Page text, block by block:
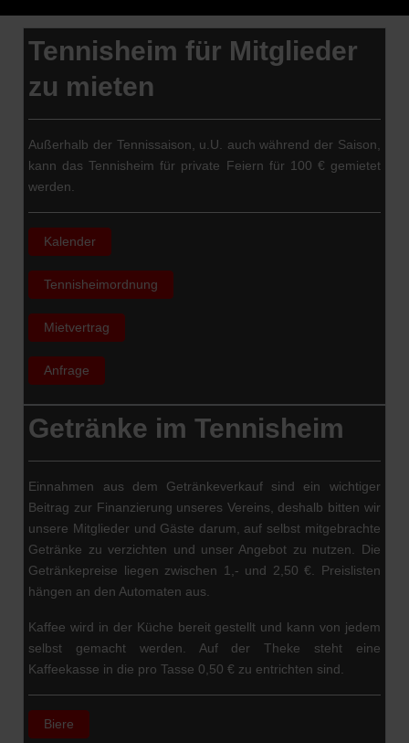
Tennisheim für Mitglieder
zu mieten
Außerhalb der Tennissaison, u.U. auch während der Saison,
kann das Tennisheim für private Feiern für 100 € gemietet
werden.
Kalender
Tennisheimordnung
Mietvertrag
Anfrage
Getränke im Tennisheim
Einnahmen aus dem Getränkeverkauf sind ein wichtiger
Beitrag zur Finanzierung unseres Vereins, deshalb bitten wir
unsere Mitglieder und Gäste darum, auf selbst mitgebrachte
Getränke zu verzichten und unser Angebot zu nutzen. Die
Getränkepreise liegen zwischen 1,- und 2,50 €. Preislisten
hängen an den Automaten aus.
Kaffee wird in der Küche bereit gestellt und kann von jedem
selbst gemacht werden. Auf der Theke steht eine
Kaffeekasse in die pro Tasse 0,50 € zu entrichten sind.
Biere